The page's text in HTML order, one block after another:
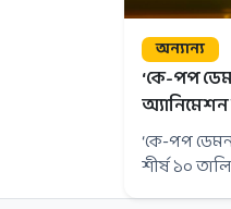
অন্যান্য
‘কে-পপ
অ্যানিমেশন
‘কে-পপ ডেমন
শীর্ষ ১০